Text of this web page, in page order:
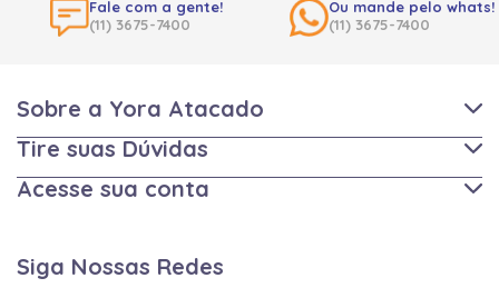
Fale com a gente!
(11) 3675-7400
Ou mande pelo whats!
(11) 3675-7400
Sobre a Yora Atacado
Tire suas Dúvidas
Acesse sua conta
Siga Nossas Redes